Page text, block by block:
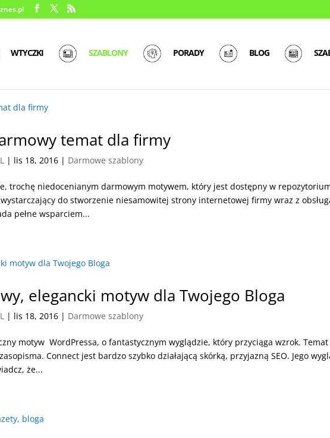
WTYCZKI SZABLONY PORADY BLOG
temat dla firmy
| lis 18, 2016 | Darmowe szablony
trochę niedocenianym darmowym motywem, który jest dostępny w
do stworzenie niesamowitej strony internetowej firmy wraz z
pełne wsparciem...
elegancki motyw dla Twojego Bloga
| lis 18, 2016 | Darmowe szablony
motyw WordPressa, o fantastycznym wyglądzie, który przyciąga wzrok. Temat
Connect jest bardzo szybko działającą skórką, przyjazną SEO. Jego
że...